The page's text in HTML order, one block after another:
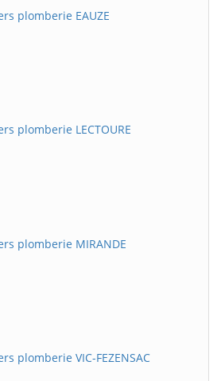
plomberie EAUZE
plomberie LECTOURE
plomberie MIRANDE
plomberie VIC-FEZENSAC